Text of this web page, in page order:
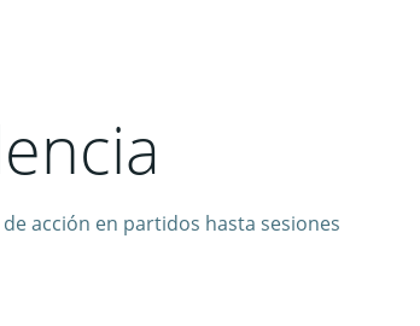
acción en partidos hasta sesiones